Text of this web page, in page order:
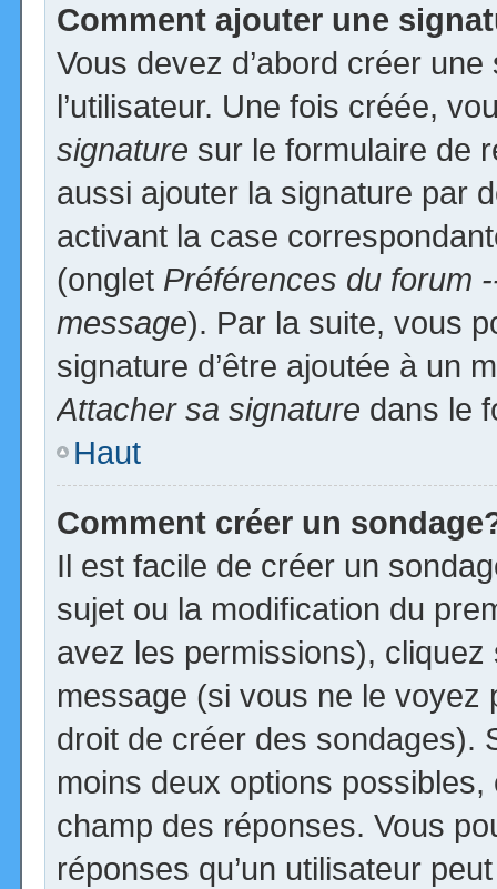
Comment ajouter une
Vous devez d’abord créer
l’utilisateur. Une fois créée,
signature sur le formulaire de
aussi ajouter la signature par
activant la case
(onglet Préférences du forum
message). Par la suite, vous
signature d’être ajoutée à un
Attacher sa signature dans le
Haut
Comment créer un
Il est facile de créer un
sujet ou la modification du
avez les permissions), cliquez
message (si vous ne le voyez
droit de créer des sondages).
moins deux options
champ des réponses. Vous
réponses qu’un utilisateur